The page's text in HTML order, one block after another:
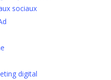
sociaux
digital